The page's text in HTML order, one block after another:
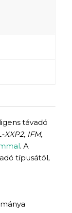
távadó
XXP2, IFM,
. A
típusától,